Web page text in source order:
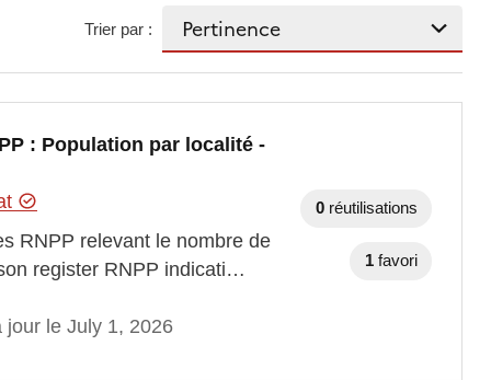
Trier par :
: Population par localité -
RNPP relevant le nombre de
register RNPP indicati…
jour le July 1, 2026
0 réutilisations
1 favori